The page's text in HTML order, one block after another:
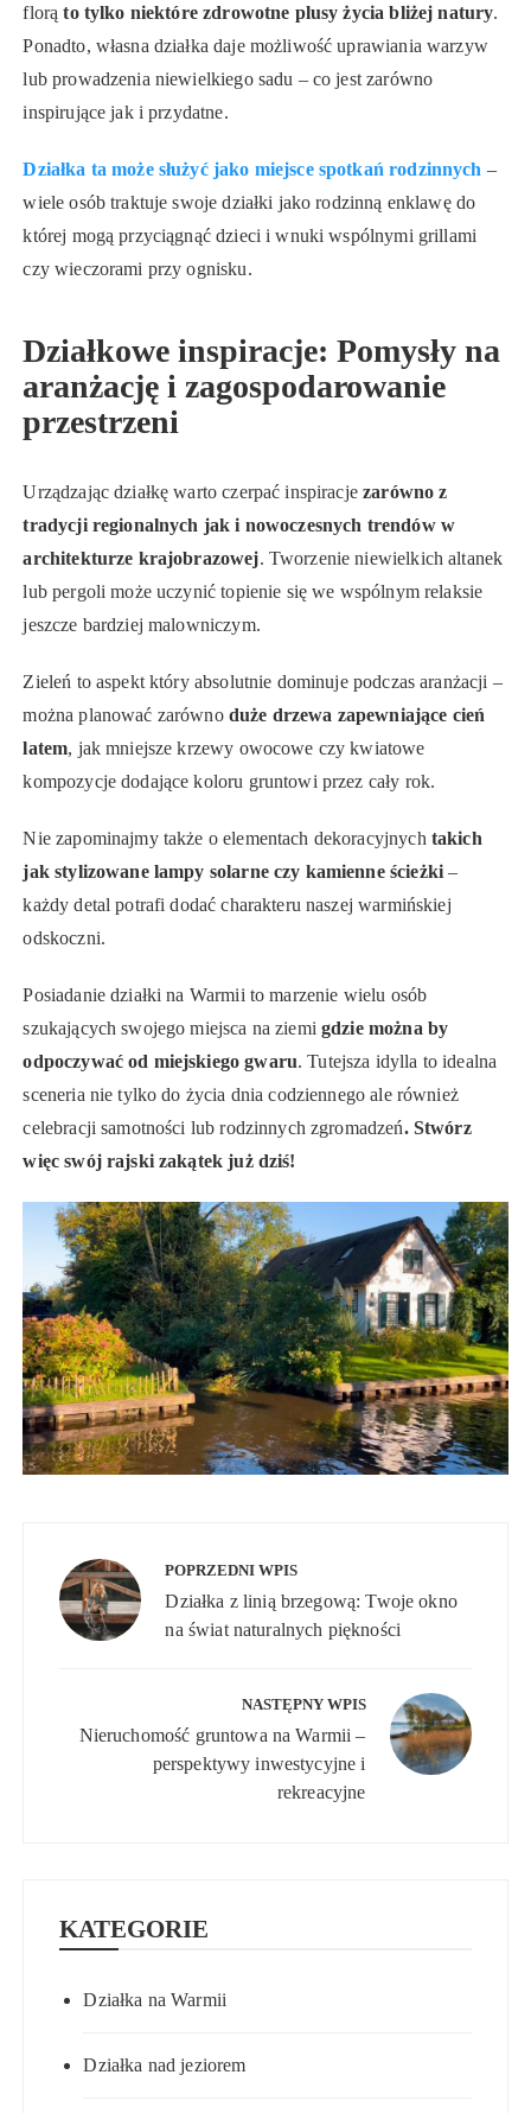
florąto tylko niektóre zdrowotne plusy życia bliżej natury.
Ponadto, własna działka daje możliwość uprawiania warzyw
lub prowadzenia niewielkiego sadu – co jest zarówno
inspirujące jak i przydatne.
Działka ta może służyć jako miejsce spotkań rodzinnych –
wiele osób traktuje swoje działki jako rodzinną enklawę do
której mogą przyciągnąć dzieci i wnuki wspólnymi grillami
czy wieczorami przy ognisku.
Działkowe inspiracje: Pomysły na
aranżację i zagospodarowanie
przestrzeni
Urządzając działkę warto czerpać inspiracjezarówno z
tradycji regionalnych jak i nowoczesnych trendów w
architekturze krajobrazowej. Tworzenie niewielkich altanek
lub pergoli może uczynić topienie się we wspólnym relaksie
jeszcze bardziej malowniczym.
Zieleń to aspekt który absolutnie dominuje podczas aranżacji –
można planować zarówno duże drzewa zapewniające cień
latem, jak mniejsze krzewy owocowe czy kwiatowe
kompozycje dodające koloru gruntowi przez cały rok.
Nie zapominajmy także o elementach dekoracyjnych takich
jak stylizowane lampy solarne czy kamienne ścieżki–
każdy detal potrafi dodać charakteru naszej warmińskiej
odskoczni.
Posiadanie działki na Warmii to marzenie wielu osób
szukających swojego miejsca na ziemigdzie można by
odpoczywać od miejskiego gwaru. Tutejsza idylla to idealna
sceneria nie tylko do życia dnia codziennego ale również
celebracji samotności lub rodzinnych zgromadzeń. Stwórz
więc swój rajski zakątek już dziś!
wpisu
POPRZEDNI WPIS
Działka z linią brzegową: Twoje okno
na świat naturalnych piękności
NASTĘPNY WPIS
Nieruchomość gruntowa na Warmii –
perspektywy inwestycyjne i
rekreacyjne
KATEGORIE
Działka na Warmii
Działka nad jeziorem